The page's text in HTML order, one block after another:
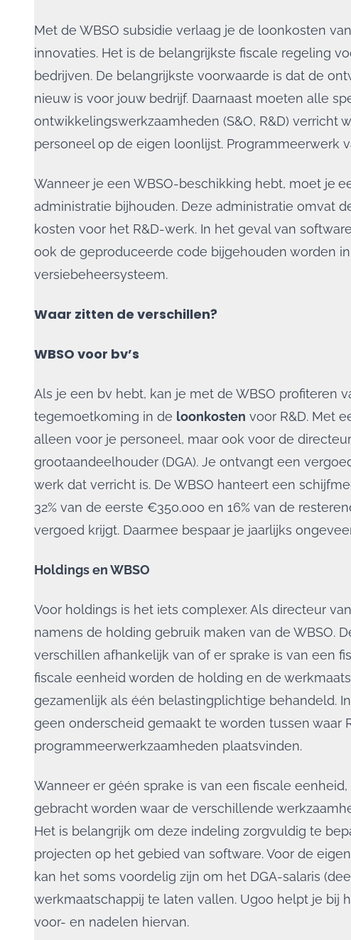
Met de WBSO subsidie verlaag je de loonkosten
innovaties. Het is de belangrijkste fiscale regeling
bedrijven. De belangrijkste voorwaarde is dat de
nieuw is voor jouw bedrijf. Daarnaast moeten alle
ontwikkelingswerkzaamheden (S&O, R&D) verricht
personeel op de eigen loonlijst. Programmeerwerk
Wanneer je een WBSO-beschikking hebt, moet je
administratie bijhouden. Deze administratie omvat
kosten voor het R&D-werk. In het geval van
ook de geproduceerde code bijgehouden worden
versiebeheersysteem.
Waar zitten de verschillen?
WBSO voor bv’s
Als je een bv hebt, kan je met de WBSO profiteren
tegemoetkoming in de loonkosten voor R&D. Met
alleen voor je personeel, maar ook voor de
grootaandeelhouder (DGA). Je ontvangt een
werk dat verricht is. De WBSO hanteert een
32% van de eerste €350.000 en 16% van de
vergoed krijgt. Daarmee bespaar je jaarlijks
Holdings en WBSO
Voor holdings is het iets complexer. Als directeur
namens de holding gebruik maken van de WBSO.
verschillen afhankelijk van of er sprake is van een
fiscale eenheid worden de holding en de
gezamenlijk als één belastingplichtige behandeld.
geen onderscheid gemaakt te worden tussen waar
programmeerwerkzaamheden plaatsvinden.
Wanneer er géén sprake is van een fiscale
gebracht worden waar de verschillende
Het is belangrijk om deze indeling zorgvuldig te
projecten op het gebied van software. Voor de
kan het soms voordelig zijn om het DGA-salaris
werkmaatschappij te laten vallen. Ugoo helpt je bij
voor- en nadelen hiervan.